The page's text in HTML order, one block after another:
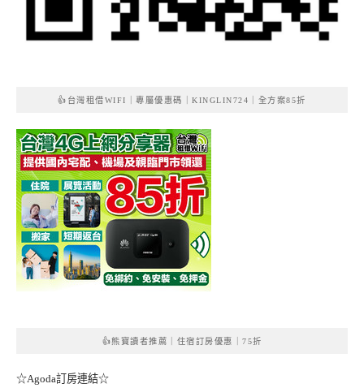
👍台灣租借WIFI｜專屬優惠碼｜KINGLIN724｜全方案85折
👍熊寶讀者推薦｜住宿訂房優惠｜75折
☆Agoda訂房連結☆